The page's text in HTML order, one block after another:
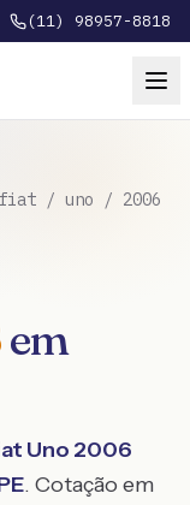
(11) 98957-8818
fiat / uno / 2006
em
Uno 2006
. Cotação em